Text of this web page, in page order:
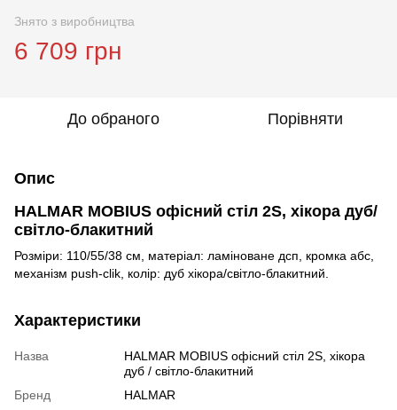
Знято з виробництва
6 709 грн
До обраного Порівняти
Опис
HALMAR MOBIUS офісний стіл 2S, хікора дуб/
світло-блакитний
Розміри: 110/55/38 см, матеріал: ламіноване дсп, кромка абс,
механізм push-clik, колір: дуб хікора/світло-блакитний.
Характеристики
Назва
HALMAR MOBIUS офісний стіл 2S, хікора
дуб / світло-блакитний
Бренд
HALMAR